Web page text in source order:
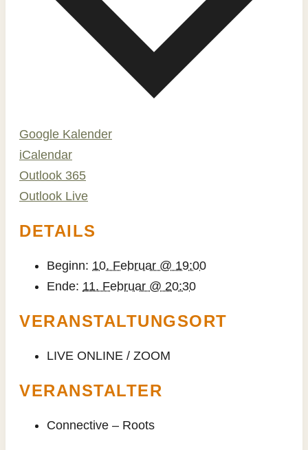
Google Kalender
iCalendar
Outlook 365
Outlook Live
DETAILS
Beginn: 10. Februar @ 19:00
Ende: 11. Februar @ 20:30
VERANSTALTUNGSORT
LIVE ONLINE / ZOOM
VERANSTALTER
Connective – Roots